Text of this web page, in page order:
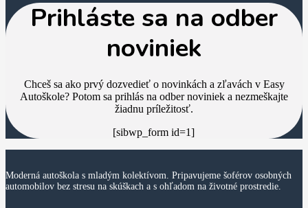
Prihláste sa na odber
noviniek
Chceš sa ako prvý dozvedieť o novinkách a zľavách v Easy
Autoškole? Potom sa prihlás na odber noviniek a nezmeškajte
žiadnu príležitosť.
[sibwp_form id=1]
Moderná autoškola s mladým kolektívom. Pripavujeme šoférov osobných
automobilov bez stresu na skúškach a s ohľadom na životné prostredie.